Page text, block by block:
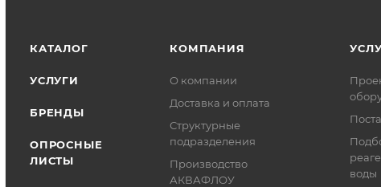
КАТАЛОГ
УСЛУГИ
БРЕНДЫ
ОПРОСНЫЕ
ЛИСТЫ
КОМПАНИЯ
О компании
Доставка и оплата
Структурные
подразделения
Производство
АКВАФЛОУ
воды